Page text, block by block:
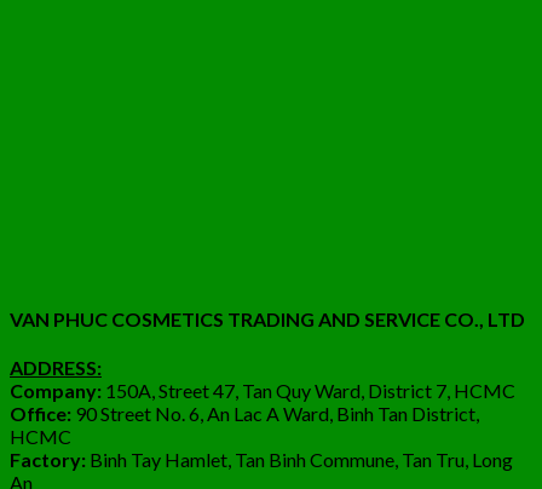
VAN PHUC COSMETICS TRADING AND SERVICE CO., LTD
ADDRESS:
Company: 150A, Street 47, Tan Quy Ward, District 7, HCMC
Office: 90 Street No. 6, An Lac A Ward, Binh Tan District,
HCMC
Factory: Binh Tay Hamlet, Tan Binh Commune, Tan Tru, Long
An